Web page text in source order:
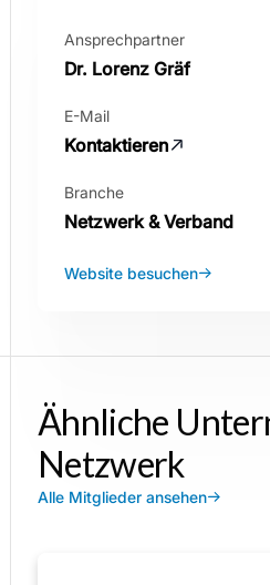
Ansprechpartner
Dr. Lorenz Gräf
E-Mail
Kontaktieren
Branche
Netzwerk & Verband
Website besuchen
Ähnliche
Netzwerk
Alle Mitglieder ansehen